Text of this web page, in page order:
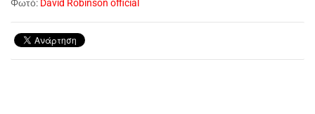
Φωτό: David Robinson official